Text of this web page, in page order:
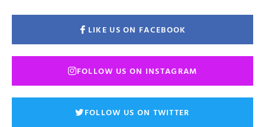
LIKE US ON FACEBOOK
FOLLOW US ON INSTAGRAM
FOLLOW US ON TWITTER